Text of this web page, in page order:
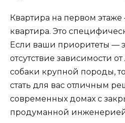
Квартира на первом этаже
квартира. Это
Если ваши приоритеты —
отсутствие зависимости
собаки крупной породы,
стать для вас отличным
современных домах с
продуманной